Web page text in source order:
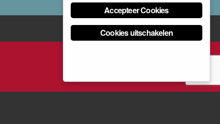
Accepteer Cookies
Cookies uitschakelen